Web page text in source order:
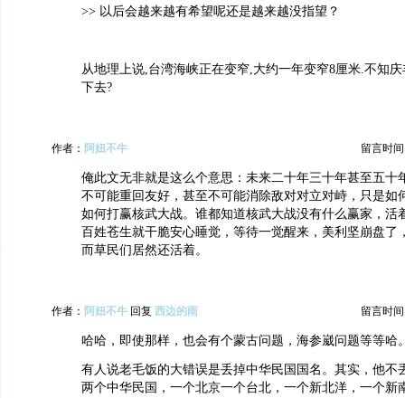
>> 以后会越来越有希望呢还是越来越没指望？
从地理上说,台湾海峡正在变窄,大约一年变窄8厘米.不知
下去?
作者： 阿妞不牛 留言时间
俺此文无非就是这么个意思：未来二十年三十年甚至五十
不可能重回友好，甚至不可能消除敌对对立对峙，只是如
如何打赢核武大战。谁都知道核武大战没有什么赢家，活
百姓苍生就干脆安心睡觉，等待一觉醒来，美利坚崩盘了
而草民们居然还活着。
作者： 阿妞不牛 回复 西边的雨 留言时间
哈哈，即使那样，也会有个蒙古问题，海参崴问题等等哈
有人说老毛饭的大错误是丢掉中华民国国名。其实，他不
两个中华民国，一个北京一个台北，一个新北洋，一个新